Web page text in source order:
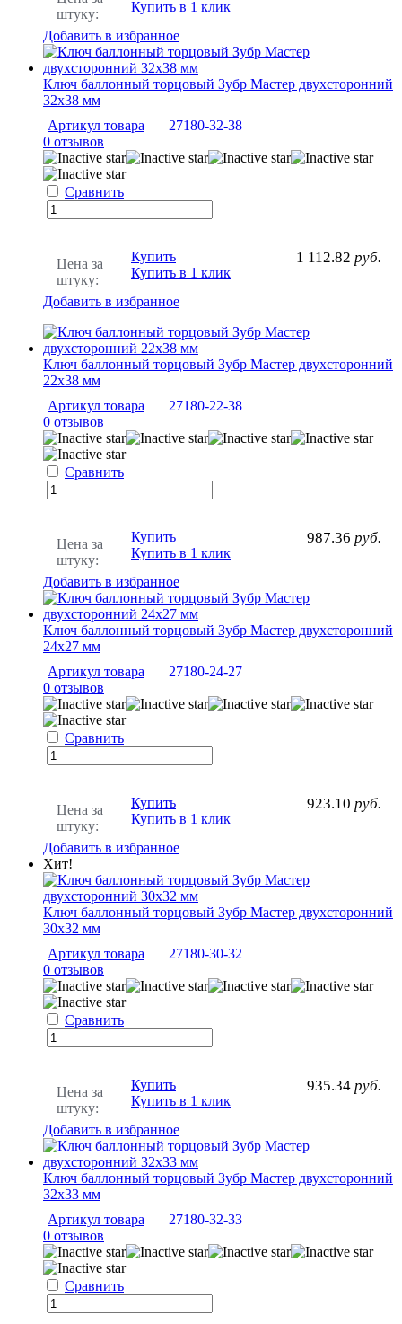
штуку:
Купить в 1 клик
Добавить в избранное
Ключ баллонный торцовый Зубр Мастер двухсторонний
32х38 мм
Артикул товара
27180-32-38
0 отзывов
Сравнить
Цена за
штуку:
1 112.82 руб.
Купить
Купить в 1 клик
Добавить в избранное
Ключ баллонный торцовый Зубр Мастер двухсторонний
22х38 мм
Артикул товара
27180-22-38
0 отзывов
Сравнить
Цена за
штуку:
987.36 руб.
Купить
Купить в 1 клик
Добавить в избранное
Ключ баллонный торцовый Зубр Мастер двухсторонний
24х27 мм
Артикул товара
27180-24-27
0 отзывов
Сравнить
Цена за
штуку:
923.10 руб.
Купить
Купить в 1 клик
Добавить в избранное
Хит!
Ключ баллонный торцовый Зубр Мастер двухсторонний
30х32 мм
Артикул товара
27180-30-32
0 отзывов
Сравнить
Цена за
штуку:
935.34 руб.
Купить
Купить в 1 клик
Добавить в избранное
Ключ баллонный торцовый Зубр Мастер двухсторонний
32х33 мм
Артикул товара
27180-32-33
0 отзывов
Сравнить